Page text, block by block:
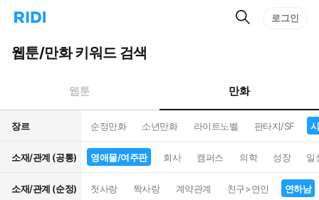
리
홈
으
턴
트
검
로그인
웹툰/만화 키워드 검색
웹툰 만화
장르 순정만화 소년만화 라이트노벨 판타지/SF
소재/관계 (공통) 영애물/여주판 회사 캠퍼스 의학 성장 일
소재/관계 (순정) 첫사랑 짝사랑 계약관계 친구>연인 연하남